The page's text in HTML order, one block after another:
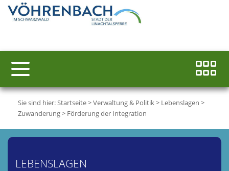
Sie sind hier:Startseite>Verwaltung & Politik> Lebenslagen >
Zuwanderung> Förderung der Integration
LEBENSLAGEN